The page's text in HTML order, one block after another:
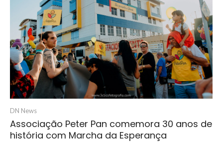
DN News
Associação Peter Pan comemora 30 anos de
história com Marcha da Esperança